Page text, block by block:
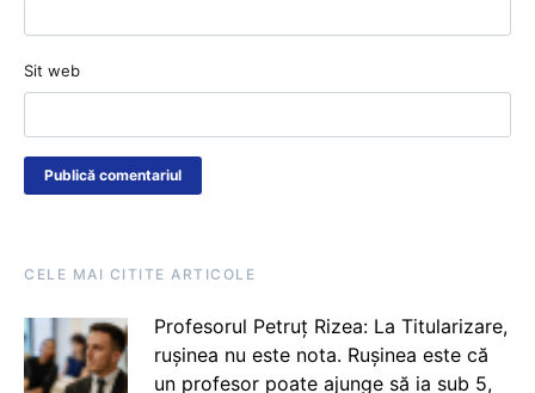
Sit web
CELE MAI CITITE ARTICOLE
Profesorul Petruț Rizea: La Titularizare,
rușinea nu este nota. Rușinea este că
un profesor poate ajunge să ia sub 5,